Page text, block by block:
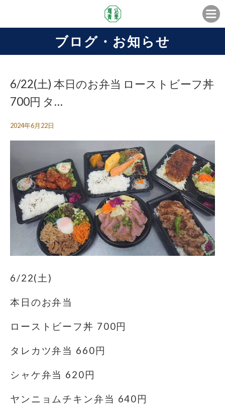
ブログ・お知らせ
6/22(土) 本日のお弁当 ローストビーフ丼
700円 タ…
2024年6月22日
6/22(土)
本日のお弁当
ローストビーフ丼 700円
タレカツ弁当 660円
シャケ弁当 620円
ヤンニョムチキン弁当 640円